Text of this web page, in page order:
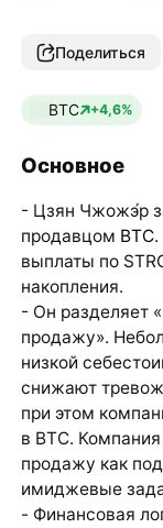
Поделиться
BTC +4,6%
Основное
- Цзян Чжожэ́р
продавцом BTC.
выплаты по
накопления.
- Он разделяет
продажу».
низкой
снижают
при этом
в BTC.
продажу как
имиджевые
- Финансовая